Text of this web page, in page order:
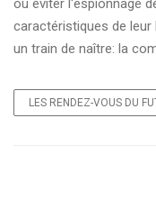
ou éviter l'espionnage
caractéristiques de
un train de naître: la
LES RENDEZ-VOUS DU